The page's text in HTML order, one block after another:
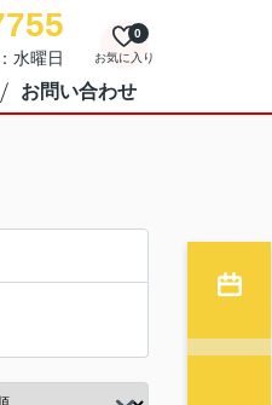
水曜日 お気に入り
0
お問い合わせ